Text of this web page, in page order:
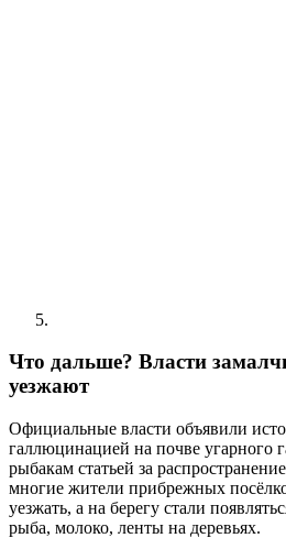
Что дальше? Власти
уезжают
Официальные власти объявили
галлюцинацией на почве угарного
рыбакам статьей за
многие жители прибрежных
уезжать, а на берегу стали
рыба, молоко, ленты на деревьях.